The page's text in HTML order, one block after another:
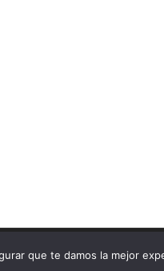
All Rights Reserved.
que te damos la mejor